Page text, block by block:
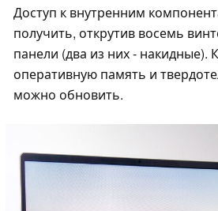
Доступ к внутренним
получить, открутив восемь
панели (два из них - накидные).
оперативную память и
можно обновить.